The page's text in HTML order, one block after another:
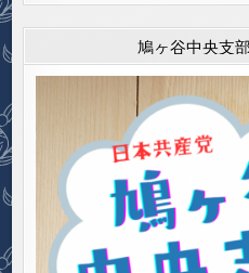
鳩ヶ谷中央支